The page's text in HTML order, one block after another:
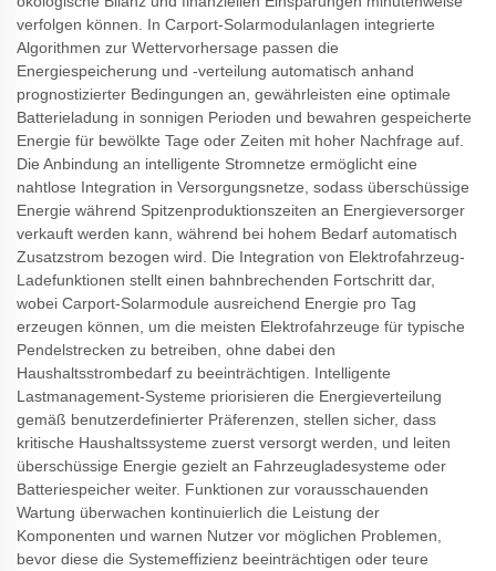
verfolgen können. In Carport-Solarmodulanlagen integrierte
Algorithmen zur Wettervorhersage passen die
Energiespeicherung und -verteilung automatisch anhand
prognostizierter Bedingungen an, gewährleisten eine optimale
Batterieladung in sonnigen Perioden und bewahren gespeicherte
Energie für bewölkte Tage oder Zeiten mit hoher Nachfrage auf.
Die Anbindung an intelligente Stromnetze ermöglicht eine
nahtlose Integration in Versorgungsnetze, sodass überschüssige
Energie während Spitzenproduktionszeiten an Energieversorger
verkauft werden kann, während bei hohem Bedarf automatisch
Zusatzstrom bezogen wird. Die Integration von Elektrofahrzeug-
Ladefunktionen stellt einen bahnbrechenden Fortschritt dar,
wobei Carport-Solarmodule ausreichend Energie pro Tag
erzeugen können, um die meisten Elektrofahrzeuge für typische
Pendelstrecken zu betreiben, ohne dabei den
Haushaltsstrombedarf zu beeinträchtigen. Intelligente
Lastmanagement-Systeme priorisieren die Energieverteilung
gemäß benutzerdefinierter Präferenzen, stellen sicher, dass
kritische Haushaltssysteme zuerst versorgt werden, und leiten
überschüssige Energie gezielt an Fahrzeugladesysteme oder
Batteriespeicher weiter. Funktionen zur vorausschauenden
Wartung überwachen kontinuierlich die Leistung der
Komponenten und warnen Nutzer vor möglichen Problemen,
bevor diese die Systemeffizienz beeinträchtigen oder teure